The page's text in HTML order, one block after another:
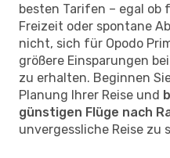
besten Tarifen – egal ob
Freizeit oder spontane
nicht, sich für Opodo
größere Einsparungen
zu erhalten. Beginnen
Planung Ihrer Reise und
günstigen Flüge nach
unvergessliche Reise zu